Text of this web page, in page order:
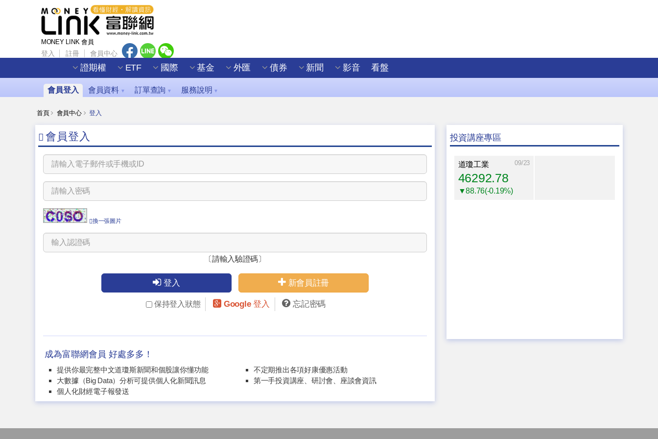
MONEY LINK 會員
登入 註冊 會員中心
證期權 ETF 國際 基金 外匯 債券 新聞 影音 看盤
會員登入 會員資料 ▼ 訂單查詢 ▼ 服務說明 ▼
首頁 會員中心 登入
會員登入
換一張圖片
〔請輸入驗證碼〕
登入 新會員註冊
保持登入狀態 Google 登入 忘記密碼
成為富聯網會員 好處多多！
提供你最完整中文道瓊斯新聞和個股讓你懂功能
大數據（Big Data）分析可提供個人化新聞訊息
個人化財經電子報發送
不定期推出各項好康優惠活動
第一手投資講座、研討會、座談會資訊
投資講座專區
道瓊工業 09/23
46292.78
▼88.76(-0.19%)